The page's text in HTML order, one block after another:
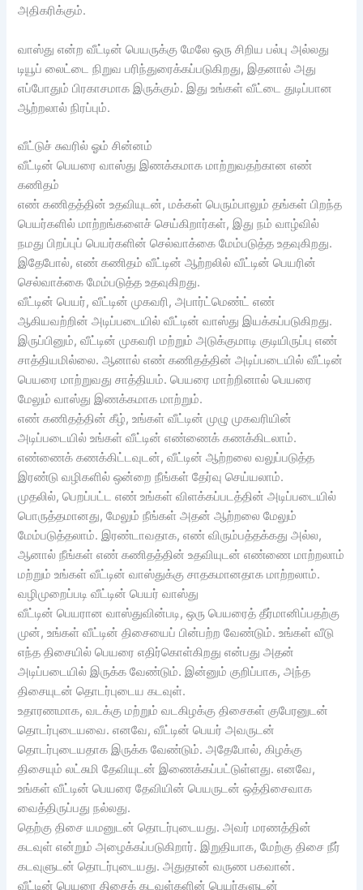
அதிகரிக்கும்.
வாஸ்து என்ற வீட்டின் பெயருக்கு மேலே ஒரு சிறிய பல்பு அல்லது
டியூப் லைட்டை நிறுவ பரிந்துரைக்கப்படுகிறது, இதனால் அது
எப்போதும் பிரகாசமாக இருக்கும். இது உங்கள் வீட்டை துடிப்பான
ஆற்றலால் நிரப்பும்.
வீட்டுச் சுவரில் ஓம் சின்னம்
வீட்டின் பெயரை வாஸ்து இணக்கமாக மாற்றுவதற்கான எண்
கணிதம்
எண் கணிதத்தின் உதவியுடன், மக்கள் பெரும்பாலும் தங்கள் பிறந்த
பெயர்களில் மாற்றங்களைச் செய்கிறார்கள், இது நம் வாழ்வில்
நமது பிறப்புப் பெயர்களின் செல்வாக்கை மேம்படுத்த உதவுகிறது.
இதேபோல், எண் கணிதம் வீட்டின் ஆற்றலில் வீட்டின் பெயரின்
செல்வாக்கை மேம்படுத்த உதவுகிறது.
வீட்டின் பெயர், வீட்டின் முகவரி, அபார்ட்மெண்ட் எண்
ஆகியவற்றின் அடிப்படையில் வீட்டின் வாஸ்து இயக்கப்படுகிறது.
இருப்பினும், வீட்டின் முகவரி மற்றும் அடுக்குமாடி குடியிருப்பு எண்
சாத்தியமில்லை. ஆனால் எண் கணிதத்தின் அடிப்படையில் வீட்டின்
பெயரை மாற்றுவது சாத்தியம். பெயரை மாற்றினால் பெயரை
மேலும் வாஸ்து இணக்கமாக மாற்றும்.
எண் கணிதத்தின் கீழ், உங்கள் வீட்டின் முழு முகவரியின்
அடிப்படையில் உங்கள் வீட்டின் எண்ணைக் கணக்கிடலாம்.
எண்ணைக் கணக்கிட்டவுடன், வீட்டின் ஆற்றலை வலுப்படுத்த
இரண்டு வழிகளில் ஒன்றை நீங்கள் தேர்வு செய்யலாம்.
முதலில், பெறப்பட்ட எண் உங்கள் விளக்கப்படத்தின் அடிப்படையில்
பொருத்தமானது, மேலும் நீங்கள் அதன் ஆற்றலை மேலும்
மேம்படுத்தலாம். இரண்டாவதாக, எண் விரும்பத்தக்கது அல்ல,
ஆனால் நீங்கள் எண் கணிதத்தின் உதவியுடன் எண்ணை மாற்றலாம்
மற்றும் உங்கள் வீட்டின் வாஸ்துக்கு சாதகமானதாக மாற்றலாம்.
வழிமுறைப்படி வீட்டின் பெயர் வாஸ்து
வீட்டின் பெயரான வாஸ்துவின்படி, ஒரு பெயரைத் தீர்மானிப்பதற்கு
முன், உங்கள் வீட்டின் திசையைப் பின்பற்ற வேண்டும். உங்கள் வீடு
எந்த திசையில் பெயரை எதிர்கொள்கிறது என்பது அதன்
அடிப்படையில் இருக்க வேண்டும். இன்னும் குறிப்பாக, அந்த
திசையுடன் தொடர்புடைய கடவுள்.
உதாரணமாக, வடக்கு மற்றும் வடகிழக்கு திசைகள் குபேரனுடன்
தொடர்புடையவை. எனவே, வீட்டின் பெயர் அவருடன்
தொடர்புடையதாக இருக்க வேண்டும். அதேபோல், கிழக்கு
திசையும் லட்சுமி தேவியுடன் இணைக்கப்பட்டுள்ளது. எனவே,
உங்கள் வீட்டின் பெயரை தேவியின் பெயருடன் ஒத்திசைவாக
வைத்திருப்பது நல்லது.
தெற்கு திசை யமனுடன் தொடர்புடையது. அவர் மரணத்தின்
கடவுள் என்றும் அழைக்கப்படுகிறார். இறுதியாக, மேற்கு திசை நீர்
கடவுளுடன் தொடர்புடையது. அதுதான் வருண பகவான்.
வீட்டின் பெயரை திசைக் கடவுள்களின் பெயர்களுடன்